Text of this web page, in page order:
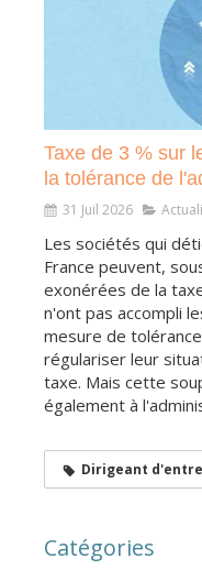
Taxe de 3 % sur
la tolérance de
31 Juil 2026
Les sociétés qui
France peuvent,
exonérées de la
n'ont pas accompli
mesure de
régulariser leur
taxe. Mais cette
également à
Dirigeant
Catégories